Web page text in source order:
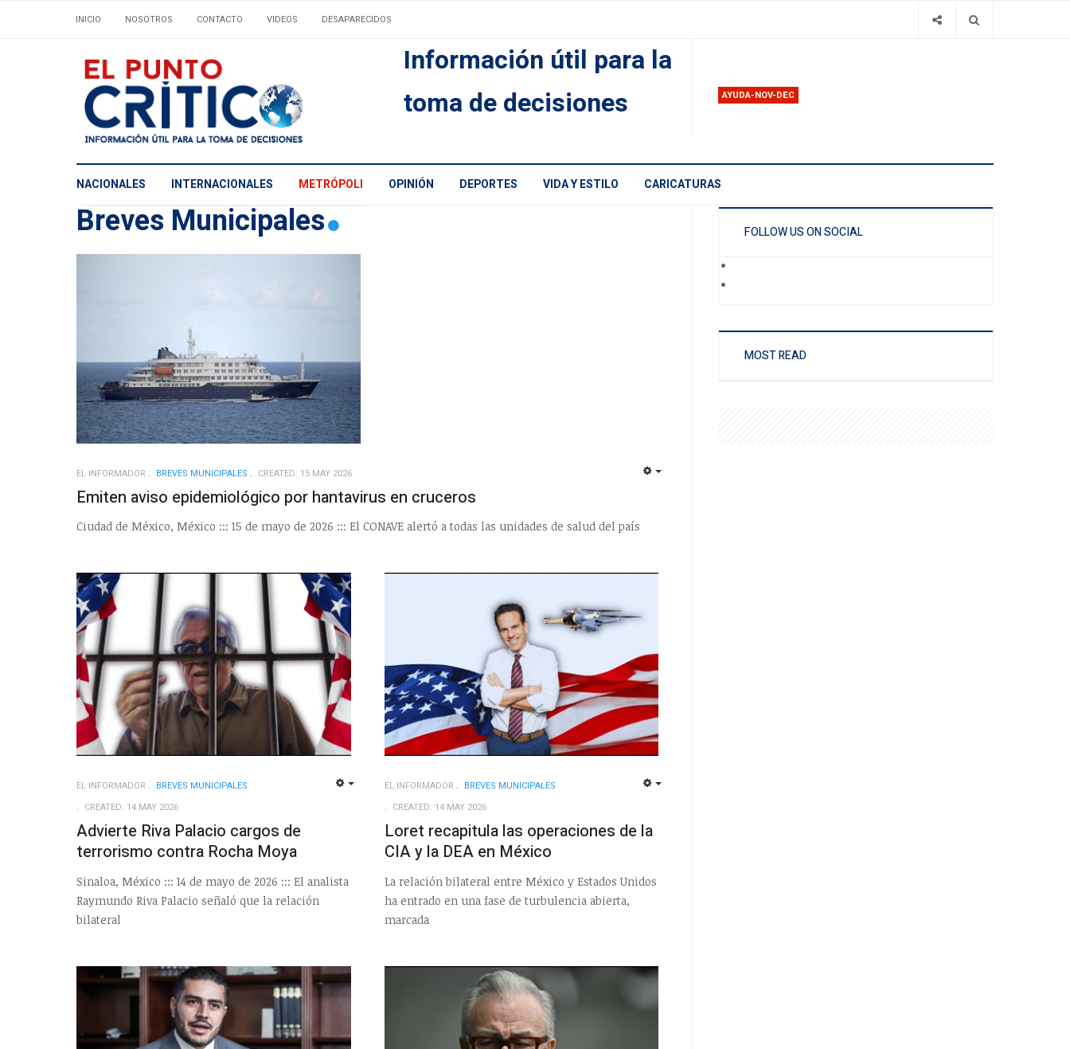
INICIO NOSOTROS CONTACTO VIDEOS DESAPARECIDOS
Información útil para la
toma de decisiones
AYUDA-NOV-DEC
NACIONALES INTERNACIONALES METRÓPOLI OPINIÓN DEPORTES VIDA Y ESTILO CARICATURAS
Breves Municipales
EL INFORMADOR BREVES MUNICIPALES CREATED: 15 MAY 2026
Emiten aviso epidemiológico por hantavirus en cruceros
Ciudad de México, México ::: 15 de mayo de 2026 ::: El CONAVE alertó a todas las unidades de salud del país
EL INFORMADOR
BREVES MUNICIPALES
CREATED: 14 MAY 2026
Advierte Riva Palacio cargos de
terrorismo contra Rocha Moya
Sinaloa, México ::: 14 de mayo de 2026 ::: El analista
Raymundo Riva Palacio señaló que la relación
bilateral
EL INFORMADOR
BREVES MUNICIPALES
CREATED: 14 MAY 2026
Loret recapitula las operaciones de la
CIA y la DEA en México
La relación bilateral entre México y Estados Unidos
ha entrado en una fase de turbulencia abierta,
marcada
FOLLOW US ON SOCIAL
MOST READ